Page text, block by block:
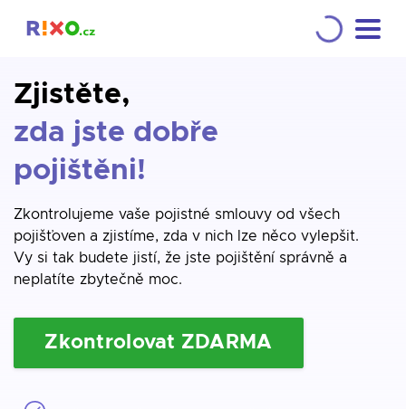
Zjistěte,
zda jste dobře
pojištěni!
Zkontrolujeme vaše pojistné smlouvy od všech
pojišťoven a zjistíme, zda v nich lze něco vylepšit.
Vy si tak budete jistí, že jste pojištění správně a
neplatíte zbytečně moc.
Zkontrolovat ZDARMA